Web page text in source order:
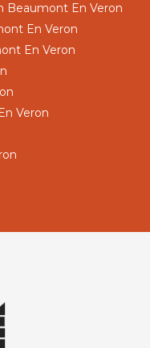
Beaumont En Veron
En Veron
En Veron
Veron